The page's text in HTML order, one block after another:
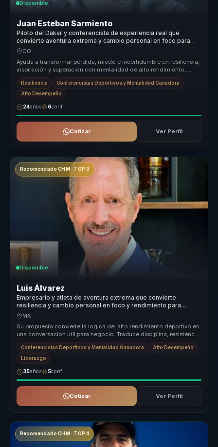
Disponible
Juan Esteban Sarmiento
Piloto del Dakar y conferencista de experiencia real que
convierte aventura extrema y cambio personal en foco para
equipos.
CO
Ayuda a transformar pérdida, miedo e incertidumbre en resiliencia,
inspiración y superación con mentalidad de alto rendimiento,
disciplin...
Resiliencia Conferencistas Deportivos y Mentalidad Ganadora
Alto Desempeño
24años 6conf.
Cotizar Ver Perfil
Recomendado CHM · TOP 3
Disponible
Luis Álvarez
Empresario y atleta de aventura extrema que convierte
resiliencia y cambio personal en foco y rendimiento para
lideres y equipos.
MX
Su propuesta convierte la logica del alto rendimiento deportivo en
una conversacion util para negocio. Traduce disciplina, resistencia
me...
Conferencistas Deportivos y Mentalidad Ganadora Alto Desempeño
Liderazgo
35años 5conf.
Cotizar Ver Perfil
Recomendado CHM · TOP 4